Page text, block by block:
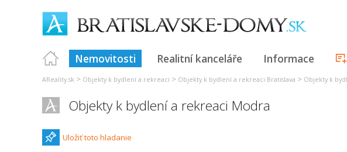
Nemovitosti Realitní kanceláře Informace
AReality.sk > Objekty k bydlení a rekreaci > Objekty k bydlení a rekreaci Bratislava > Objekty k
Objekty k bydlení a rekreaci Modra
Uložiť toto hladanie